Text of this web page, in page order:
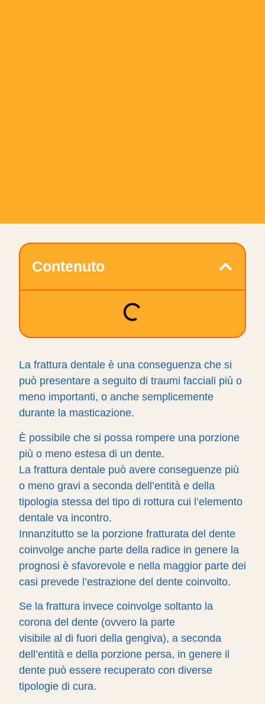
Contenuto
La frattura dentale è una conseguenza che si
può presentare a seguito di traumi facciali più o
meno importanti, o anche semplicemente
durante la masticazione.
È possibile che si possa rompere una porzione
più o meno estesa di un dente.
La frattura dentale può avere conseguenze più
o meno gravi a seconda dell’entità e della
tipologia stessa del tipo di rottura cui l’elemento
dentale va incontro.
Innanzitutto se la porzione fratturata del dente
coinvolge anche parte della radice in genere la
prognosi è sfavorevole e nella maggior parte dei
casi prevede l’estrazione del dente coinvolto.
Se la frattura invece coinvolge soltanto la
corona del dente (ovvero la parte
visibile al di fuori della gengiva), a seconda
dell’entità e della porzione persa, in genere il
dente può essere recuperato con diverse
tipologie di cura.